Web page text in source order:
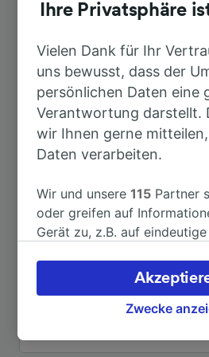
Nach Bremen Hbf
Nach Düsseldorf Flughafen
Nach Emden Hbf
Nach Duisburg Hbf
Nach Emden
Ihre Privatsphäre
Vielen Dank für Ihr
uns bewusst, dass der
persönlichen Daten eine
Verantwortung darstellt.
wir Ihnen gerne
Daten verarbeiten.
Wir und unsere115 Partner
oder greifen auf
Gerät zu, z.B. auf
verarbeiten. Sie können Ihre
akzeptieren oder verwalten,
Ihres Widerspruchsrechts
Zwecke